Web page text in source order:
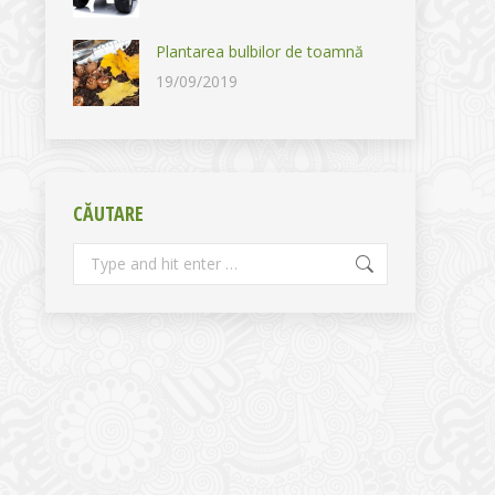
Plantarea bulbilor de toamnă
19/09/2019
CĂUTARE
Search: